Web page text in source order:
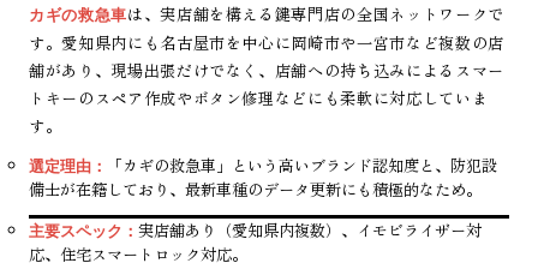
カギの救急車は、実店舗を構える鍵専門店の全国ネットワークで
す。愛知県内にも名古屋市を中心に岡崎市や一宮市など複数の店
舗があり、現場出張だけでなく、店舗への持ち込みによるスマー
トキーのスペア作成やボタン修理などにも柔軟に対応していま
す。
選定理由：
「カギの救急車」という高いブランド認知度と、防犯設
備士が在籍しており、最新車種のデータ更新にも積極的なため。
主要スペック： 実店舗あり（愛知県内複数）、イモビライザー対
応、住宅スマートロック対応。